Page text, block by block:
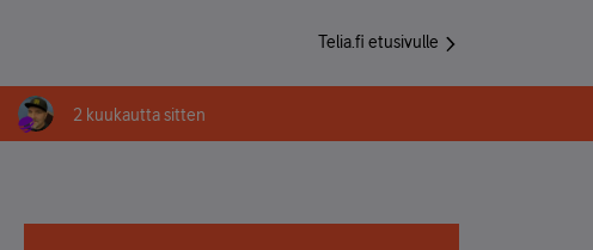
Telia.fi etusivulle
2 kuukautta sitten